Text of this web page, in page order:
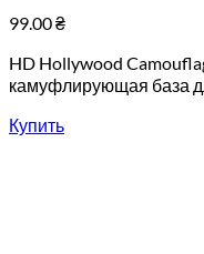
99.00₴
HD Hollywood
камуфлирующая база
Купить